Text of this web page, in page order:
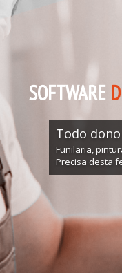
Todo
Funilaria,
Precisa desta
SOFTWARE